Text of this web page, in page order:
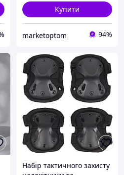
Купити
marketoptom 94%
Набір тактичного захисту